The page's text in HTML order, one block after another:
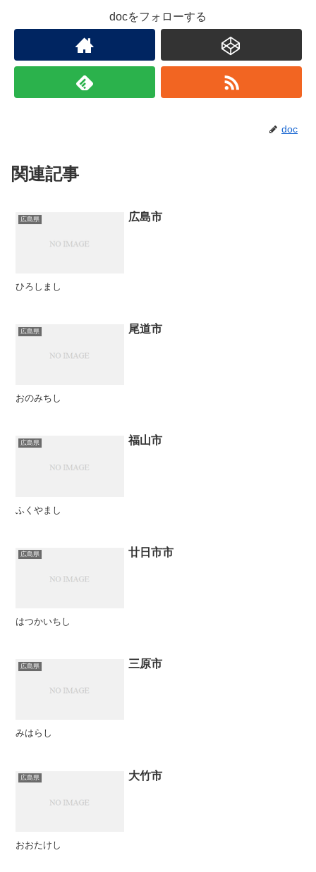
docをフォローする
doc
関連記事
広島県 広島市
ひろしまし
広島県 尾道市
おのみちし
広島県 福山市
ふくやまし
広島県 廿日市市
はつかいちし
広島県 三原市
みはらし
広島県 大竹市
おおたけし